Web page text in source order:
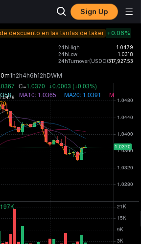
Sign Up
descuento en las tarifas de taker +0.06%
24hHigh
1.0479
24hLow
1.0318
24hTurnover(USDC)317,927.53
1h2h4h6h12hDWM